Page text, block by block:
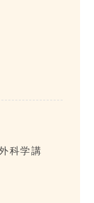
科学講